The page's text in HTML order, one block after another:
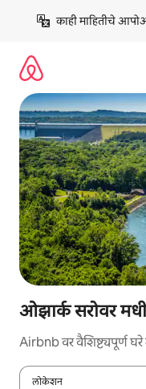
काही माहितीचे
ओझार्क सरोवर
Airbnb वर वैशिष्ट्यपूर्ण
लोकेशन